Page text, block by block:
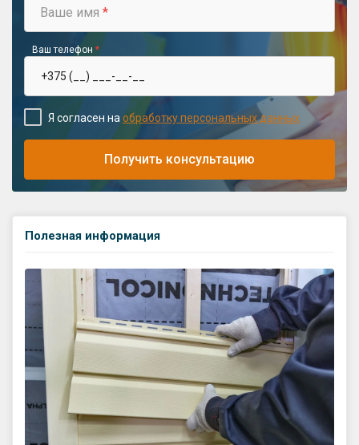
Ваше имя *
Ваш телефон *
Получить консультацию
Я согласен наобработку персональных данных
Полезная информация